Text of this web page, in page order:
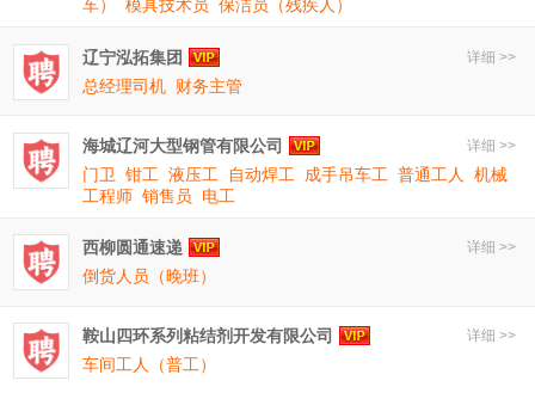
车） 模具技术员 保洁员（残疾人）
详细 >>
辽宁泓拓集团
总经理司机 财务主管
详细 >>
海城辽河大型钢管有限公司
门卫
钳工 液压工 自动焊工 成手吊车工 普通工人
机械
工程师 销售员 电工
详细 >>
西柳圆通速递
倒货人员（晚班）
详细 >>
鞍山四环系列粘结剂开发有限公司
车间工人（普工）